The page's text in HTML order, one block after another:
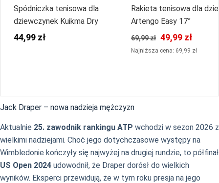
Spódniczka tenisowa dla
dziewczynek Kuikma Dry
44,99 zł
Rakieta tenisowa dla
Artengo Easy 17”
69,99 zł 49,99 zł
Najniższa cena: 69,99 zł
Jack Draper – nowa nadzieja mężczyzn
Aktualnie 25. zawodnik rankingu ATP wchodzi w sezon 2026 z
wielkimi nadziejami. Choć jego dotychczasowe występy na
Wimbledonie kończyły się najwyżej na drugiej rundzie, to półfinał
US Open 2024 udowodnił, że Draper dorósł do wielkich
wyników. Eksperci przewidują, że w tym roku presja na jego